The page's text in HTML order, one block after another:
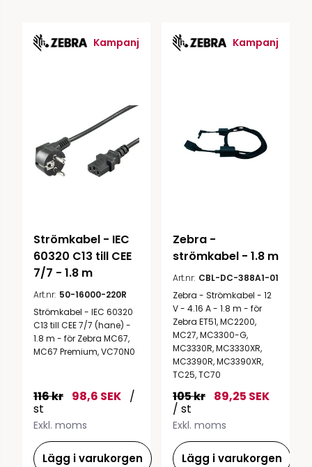
Kampanj
Strömkabel - IEC
60320 C13 till CEE
7/7 - 1.8 m
Art.nr: 50-16000-220R
Strömkabel - IEC 60320
C13 till CEE 7/7 (hane) -
1.8 m - för Zebra MC67,
MC67 Premium, VC70N0
116 kr 98,6 SEK /
st
Exkl. moms
Lägg i varukorgen
Kampanj
Zebra -
strömkabel - 1.8 m
Art.nr: CBL-DC-388A1-01
Zebra - Strömkabel - 12
V - 4.16 A - 1.8 m - för
Zebra ET51, MC2200,
MC27, MC3300-G,
MC3330R, MC3330XR,
MC3390R, MC3390XR,
TC25, TC70
105 kr 89,25 SEK
/ st
Exkl. moms
Lägg i varukorgen